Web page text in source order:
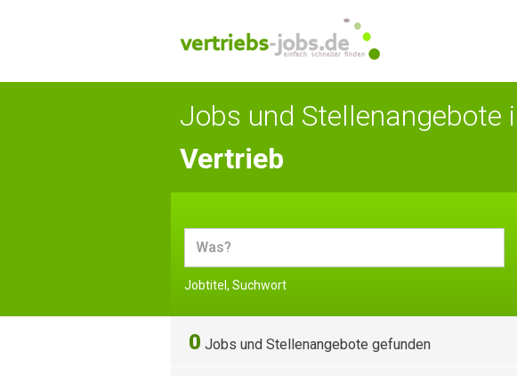
Jobs und Stellenangebote
Vertrieb
Jobtitel, Suchwort
0 Jobs und Stellenangebote gefunden